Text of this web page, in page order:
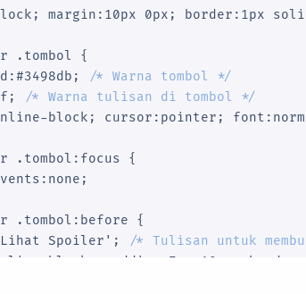
margin:10px 0px; border:1px
.tombol {
/* Warna tombol */
/* Warna tulisan di tombol */
block; cursor:pointer;
.tombol:focus {
.tombol:before {
Spoiler';
/* Tulisan untuk
block; padding:7px 10px;